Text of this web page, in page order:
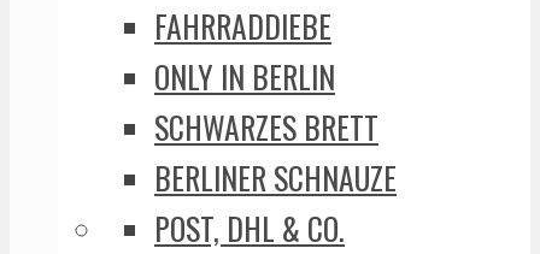
FAHRRADDIEBE
ONLY IN BERLIN
SCHWARZES BRETT
BERLINER SCHNAUZE
POST, DHL & CO.